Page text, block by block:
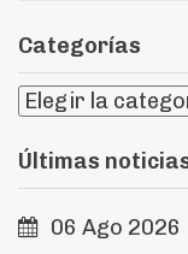
Categorías
Últimas
06 Ago 2026